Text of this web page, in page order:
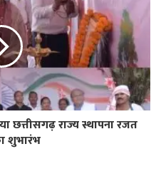
छत्तीसगढ़ राज्य स्थापना रजत
शुभारंभ